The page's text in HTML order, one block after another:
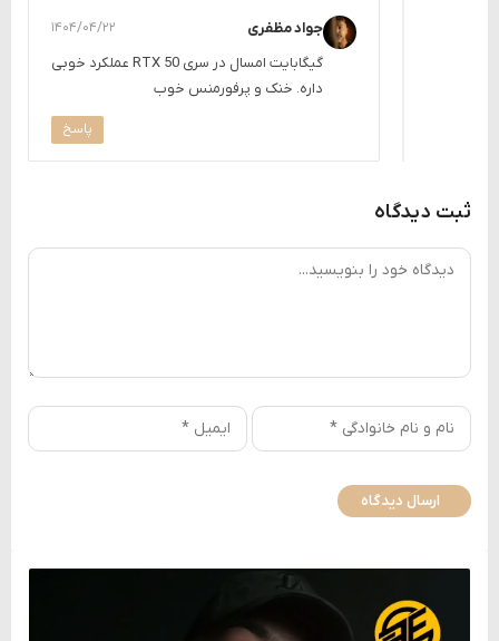
جواد مظفری ۱۴۰۴/۰۴/۲۲
گیگابایت امسال در سری RTX 50 عملکرد خوبی
داره. خنک و پرفورمنس خوب
پاسخ
ثبت دیدگاه